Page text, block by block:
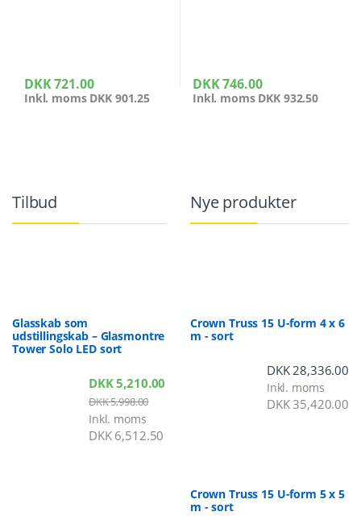
DKK721.00
Inkl. moms DKK 901.25
DKK746.00
Inkl. moms DKK 932.50
Tilbud
Glasskab som
udstillingskab – Glasmontre
Tower Solo LED sort
DKK5,210.00
DKK5,998.00
Inkl. moms
DKK6,512.50
Nye produkter
Crown Truss 15 U-form 4 x 6
m - sort
DKK28,336.00
Inkl. moms
DKK35,420.00
Crown Truss 15 U-form 5 x 5
m - sort